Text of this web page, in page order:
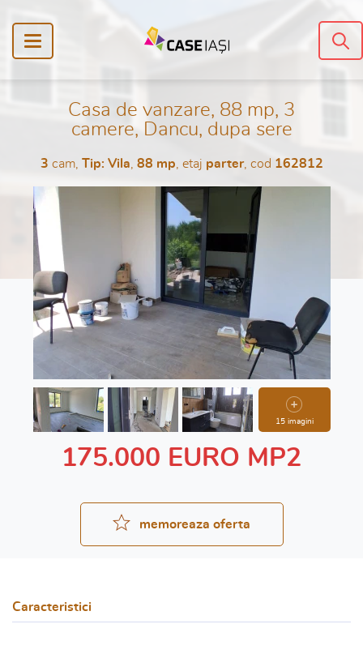
Casa de vanzare, 88 mp, 3
camere, Dancu, dupa sere
3 cam, Tip: Vila 88 mp , etaj parter, cod 162812
15 imagini
175.000 EURO MP2
memoreaza oferta
Caracteristici